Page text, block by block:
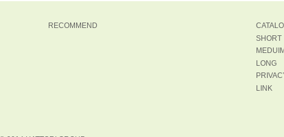
RECOMMEND
SHORT
MEDUIM
LONG
LINK